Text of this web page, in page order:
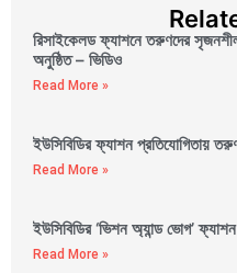
রিসাইকেলড ফ্যাশনে তরুণদের
অনুষ্ঠিত – ভিডিও
Read More »
ইউসিবিডির ফ্যাশন প্রতিযোগিতায়
Read More »
ইউসিবিডির ‘ভিশন অ্যান্ড ভোগ’
Read More »